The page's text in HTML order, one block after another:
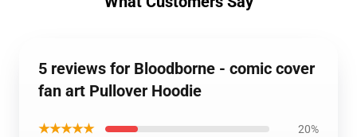
5 reviews for Bloodborne - comic cover
fan art Pullover Hoodie
★★★★★ 20%